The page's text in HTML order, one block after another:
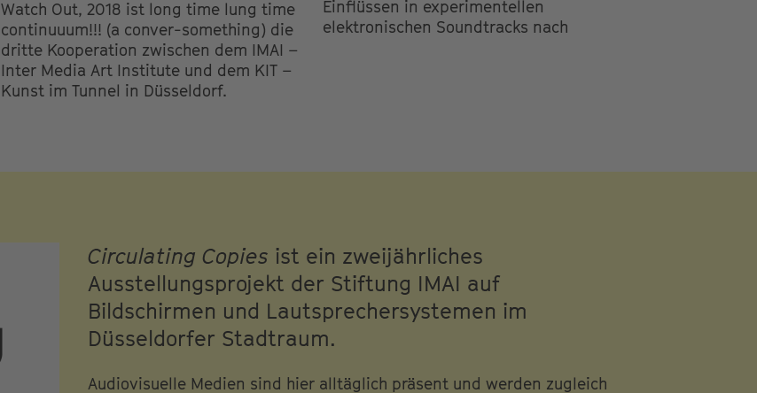
Watch Out, 2018 ist long time lung time
continuuum!!! (a conver-something) die
dritte Kooperation zwischen dem IMAI –
Inter Media Art Institute und dem KIT –
Kunst im Tunnel in Düsseldorf.
Einflüssen in experimentellen
elektronischen Soundtracks nach
Circulating Copies ist ein zweijährliches
Ausstellungsprojekt der Stiftung IMAI auf
Bildschirmen und Lautsprechersystemen im
Düsseldorfer Stadtraum.
Audiovisuelle Medien sind hier alltäglich präsent und werden zugleich